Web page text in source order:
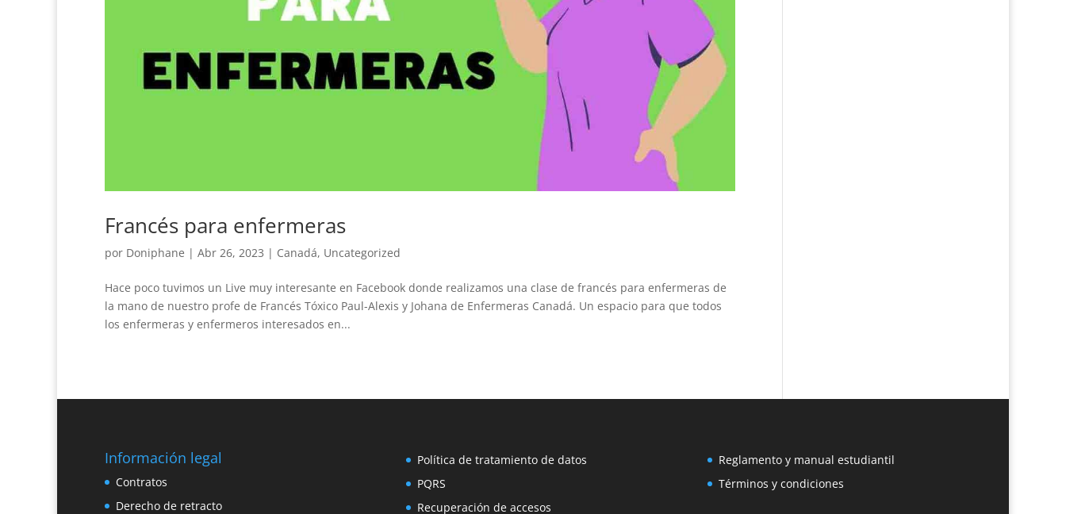
Francés para enfermeras
por Doniphane | Abr 26, 2023 | Canadá, Uncategorized
Hace poco tuvimos un Live muy interesante en Facebook donde realizamos una clase de francés para enfermeras de
la mano de nuestro profe de Francés Tóxico Paul-Alexis y Johana de Enfermeras Canadá. Un espacio para que todos
los enfermeras y enfermeros interesados en...
Información legal
Contratos
Derecho de retracto
Política de tratamiento de datos
PQRS
Recuperación de accesos
Reglamento y manual estudiantil
Términos y condiciones